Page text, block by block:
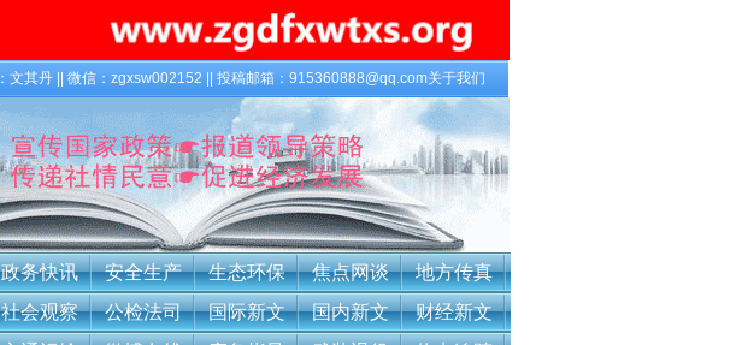
文其丹 || 微信：zgxsw002152 || 投稿邮箱：915360888@qq.com关于我们
政务快讯 安全生产 生态环保 焦点网谈
地方传真
社会观察 公检法司 国际新文 国内新文
财经新文